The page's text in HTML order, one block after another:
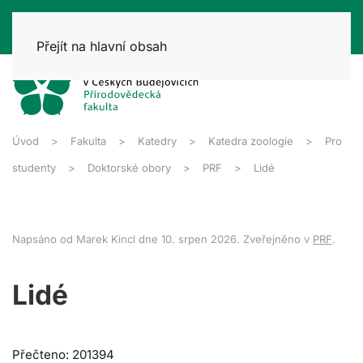
Přejít na hlavní obsah
Úvod Fakulta Katedry Katedra zoologie Pro
studenty Doktorské obory PRF Lidé
Napsáno od Marek Kincl dne 10. srpen 2026. Zveřejněno v PRF.
Lidé
Přečteno: 201394